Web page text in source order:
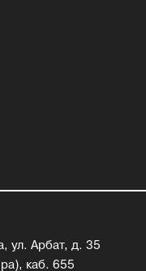
ул. Арбат, д. 35
каб. 655